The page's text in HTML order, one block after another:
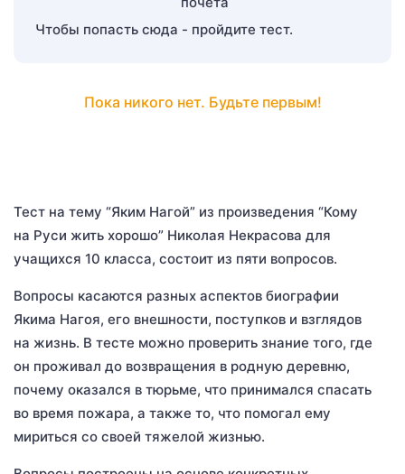
Чтобы попасть сюда - пройдите тест.
Пока никого нет. Будьте первым!
Тест на тему “Яким Нагой” из произведения “Кому
на Руси жить хорошо” Николая Некрасова для
учащихся 10 класса, состоит из пяти вопросов.
Вопросы касаются разных аспектов биографии
Якима Нагоя, его внешности, поступков и взглядов
на жизнь. В тесте можно проверить знание того, где
он проживал до возвращения в родную деревню,
почему оказался в тюрьме, что принимался спасать
во время пожара, а также то, что помогал ему
мириться со своей тяжелой жизнью.